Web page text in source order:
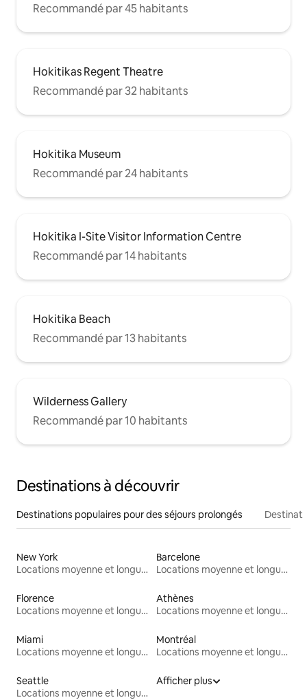
Recommandé par 45 habitants
Hokitikas Regent Theatre
Recommandé par 32 habitants
Hokitika Museum
Recommandé par 24 habitants
Hokitika I-Site Visitor Information Centre
Recommandé par 14 habitants
Hokitika Beach
Recommandé par 13 habitants
Wilderness Gallery
Recommandé par 10 habitants
Destinations à découvrir
Destinations populaires pour des séjours prolongés
New York
Locations moyenne et longue durée
Barcelone
Locations moyenne et longue durée
Florence
Locations moyenne et longue durée
Athènes
Locations moyenne et longue durée
Miami
Locations moyenne et longue durée
Montréal
Locations moyenne et longue durée
Seattle
Locations moyenne et longue durée
Afficher plus